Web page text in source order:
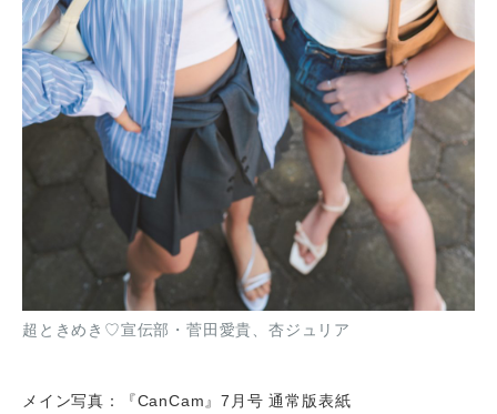
超ときめき♡宣伝部・菅田愛貴、杏ジュリア
メイン写真：『CanCam』7月号 通常版表紙